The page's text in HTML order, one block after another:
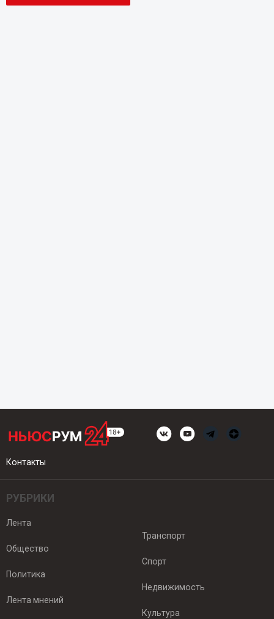
Контакты
РУБРИКИ
Лента
Общество
Политика
Лента мнений
Транспорт
Спорт
Недвижимость
Культура